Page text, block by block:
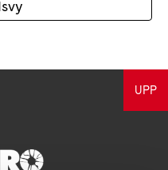
UPP